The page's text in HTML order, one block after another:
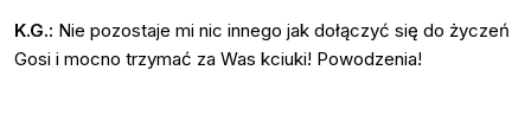
K.G.: Nie pozostaje mi nic innego jak dołączyć się do życzeń
Gosi i mocno trzymać za Was kciuki! Powodzenia!